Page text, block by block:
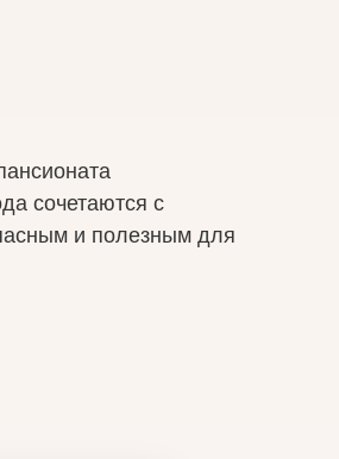
сочетаются с
и полезным для